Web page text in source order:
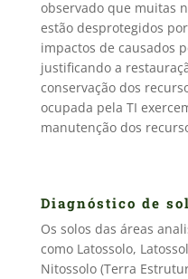
observado que muitas
estão desprotegidos
impactos de causados
justificando a
conservação dos
ocupada pela TI
manutenção dos
Diagnóstico de
Os solos das áreas
como Latossolo,
Nitossolo (Terra